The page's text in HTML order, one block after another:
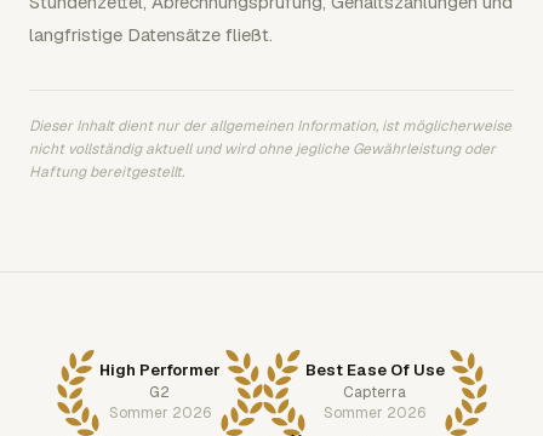
langfristige Datensätze fließt.
Dieser Inhalt dient nur der allgemeinen Information, ist möglicherweise
nicht vollständig aktuell und wird ohne jegliche Gewährleistung oder
Haftung bereitgestellt.
High Performer
G2
Sommer 2026
Best Ease Of Use
Capterra
Sommer 2026